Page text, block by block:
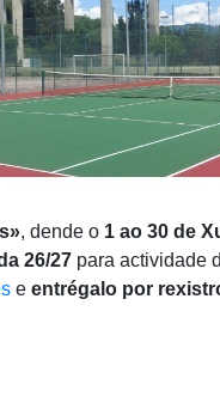
, dende o 1 ao 30 de
26/27 para actividade
e entrégalo por